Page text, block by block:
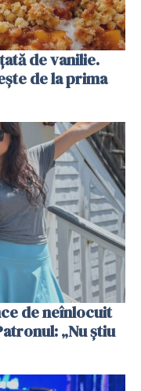
de vanilie.
de la prima
de neînlocuit
„Nu știu